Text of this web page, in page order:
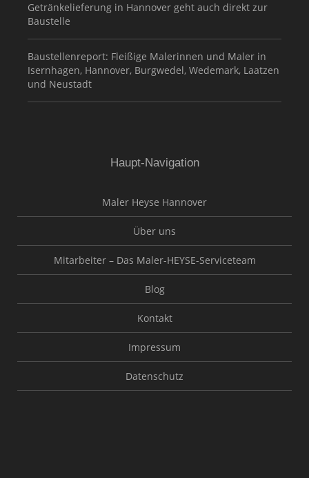
Getränkelieferung in Hannover geht auch direkt zur
Baustelle
Baustellenreport: Fleißige Malerinnen und Maler in
Isernhagen, Hannover, Burgwedel, Wedemark, Laatzen
und Neustadt
Haupt-Navigation
Maler Heyse Hannover
Über uns
Mitarbeiter – Das Maler-HEYSE-Serviceteam
Blog
Kontakt
Impressum
Datenschutz